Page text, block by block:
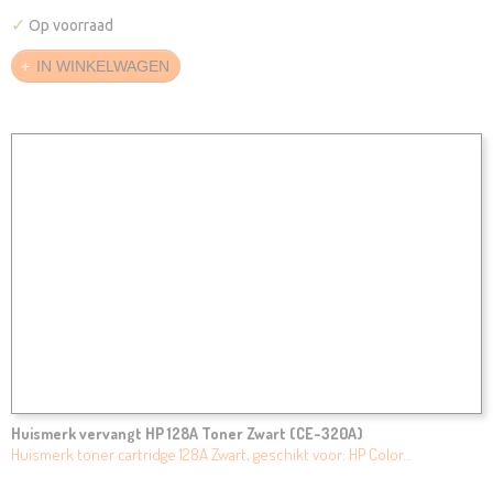
✓ Op voorraad
IN WINKELWAGEN
Huismerk vervangt HP 128A Toner Zwart (CE-320A)
Huismerk toner cartridge 128A Zwart, geschikt voor: HP Color…